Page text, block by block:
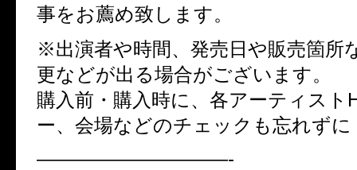
事をお薦め致します。
※出演者や時間、発売日や販売箇所
更などが出る場合がございます。
購入前・購入時に、各アーティスト
ー、会場などのチェックも忘れずに
——————————-